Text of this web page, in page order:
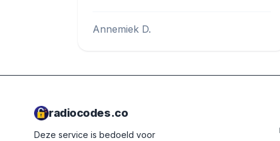
Annemiek D.
radiocodes.co
Deze service is bedoeld voor